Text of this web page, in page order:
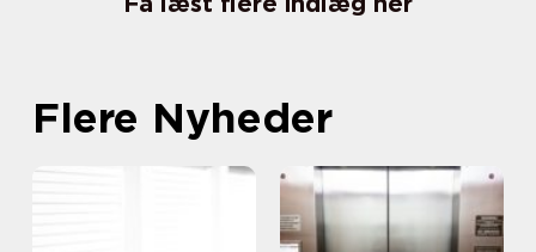
Flere Nyheder